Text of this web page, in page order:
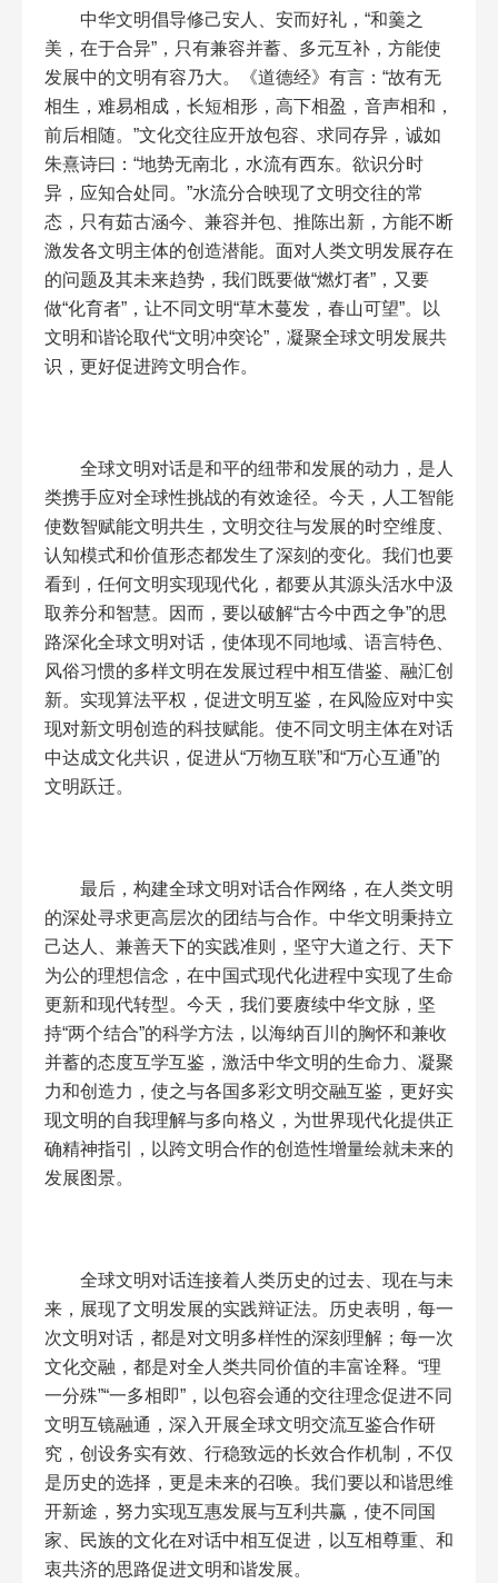
中华文明倡导修己安人、安而好礼，“和羹之
美，在于合异”，只有兼容并蓄、多元互补，方能使
发展中的文明有容乃大。《道德经》有言：“故有无
相生，难易相成，长短相形，高下相盈，音声相和，
前后相随。”文化交往应开放包容、求同存异，诚如
朱熹诗曰：“地势无南北，水流有西东。欲识分时
异，应知合处同。”水流分合映现了文明交往的常
态，只有茹古涵今、兼容并包、推陈出新，方能不断
激发各文明主体的创造潜能。面对人类文明发展存在
的问题及其未来趋势，我们既要做“燃灯者”，又要
做“化育者”，让不同文明“草木蔓发，春山可望”。以
文明和谐论取代“文明冲突论”，凝聚全球文明发展共
识，更好促进跨文明合作。
全球文明对话是和平的纽带和发展的动力，是人
类携手应对全球性挑战的有效途径。今天，人工智能
使数智赋能文明共生，文明交往与发展的时空维度、
认知模式和价值形态都发生了深刻的变化。我们也要
看到，任何文明实现现代化，都要从其源头活水中汲
取养分和智慧。因而，要以破解“古今中西之争”的思
路深化全球文明对话，使体现不同地域、语言特色、
风俗习惯的多样文明在发展过程中相互借鉴、融汇创
新。实现算法平权，促进文明互鉴，在风险应对中实
现对新文明创造的科技赋能。使不同文明主体在对话
中达成文化共识，促进从“万物互联”和“万心互通”的
文明跃迁。
最后，构建全球文明对话合作网络，在人类文明
的深处寻求更高层次的团结与合作。中华文明秉持立
己达人、兼善天下的实践准则，坚守大道之行、天下
为公的理想信念，在中国式现代化进程中实现了生命
更新和现代转型。今天，我们要赓续中华文脉，坚
持“两个结合”的科学方法，以海纳百川的胸怀和兼收
并蓄的态度互学互鉴，激活中华文明的生命力、凝聚
力和创造力，使之与各国多彩文明交融互鉴，更好实
现文明的自我理解与多向格义，为世界现代化提供正
确精神指引，以跨文明合作的创造性增量绘就未来的
发展图景。
全球文明对话连接着人类历史的过去、现在与未
来，展现了文明发展的实践辩证法。历史表明，每一
次文明对话，都是对文明多样性的深刻理解；每一次
文化交融，都是对全人类共同价值的丰富诠释。“理
一分殊”“一多相即”，以包容会通的交往理念促进不同
文明互镜融通，深入开展全球文明交流互鉴合作研
究，创设务实有效、行稳致远的长效合作机制，不仅
是历史的选择，更是未来的召唤。我们要以和谐思维
开新途，努力实现互惠发展与互利共赢，使不同国
家、民族的文化在对话中相互促进，以互相尊重、和
衷共济的思路促进文明和谐发展。